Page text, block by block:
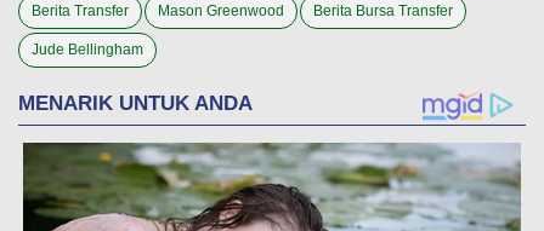
Berita Transfer Mason Greenwood Berita Bursa Transfer
Jude Bellingham